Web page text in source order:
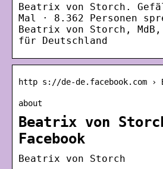
Beatrix von Storch.
Mal · 8.362 Personen
Beatrix von Storch,
für Deutschland
http s://de-de.facebook.com ›
about
Beatrix von
Facebook
Beatrix von Storch